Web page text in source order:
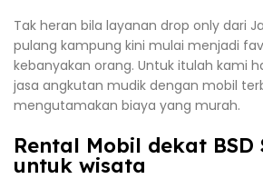
Tak heran bila layanan drop only dari
pulang kampung kini mulai menjadi
kebanyakan orang. Untuk itulah kami
jasa angkutan mudik dengan mobil
mengutamakan biaya yang murah.
Rental Mobil dekat BSD
untuk wisata